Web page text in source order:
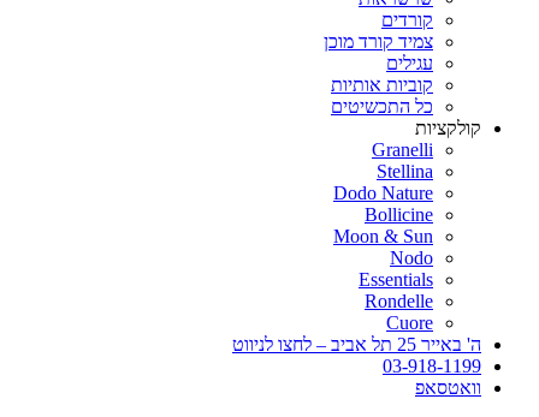
קורדים
צמיד קורד מוכן
עגילים
קוביות אותיות
כל התכשיטים
קולקציות
Granelli
Stellina
Dodo Nature
Bollicine
Moon & Sun
Nodo
Essentials
Rondelle
Cuore
ה' באייר 25 תל אביב – לחצו לניווט
03-918-1199
וואטסאפ